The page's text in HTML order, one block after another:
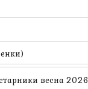
весна 2026